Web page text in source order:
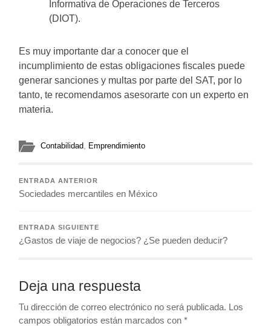
Informativa de Operaciones de Terceros
(DIOT).
Es muy importante dar a conocer que el
incumplimiento de estas obligaciones fiscales puede
generar sanciones y multas por parte del SAT, por lo
tanto, te recomendamos asesorarte con un experto en
materia.
Contabilidad Emprendimiento
ENTRADA ANTERIOR
Sociedades mercantiles en México
ENTRADA SIGUIENTE
¿Gastos de viaje de negocios? ¿Se pueden deducir?
Deja una respuesta
Tu dirección de correo electrónico no será publicada. Los
campos obligatorios están marcados con*